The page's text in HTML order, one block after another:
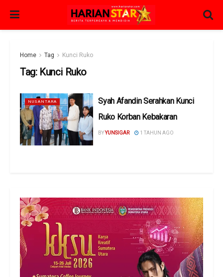
Home Tag Kunci Ruko
Tag: Kunci Ruko
NUSANTARA
Syah Afandin Serahkan Kunci
Ruko Korban Kebakaran
BYYUNSIGAR 1 TAHUN AGO